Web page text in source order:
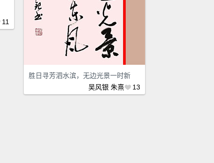
11
胜日寻芳泗水滨，无边光景一时新
吴风银 朱熹 13